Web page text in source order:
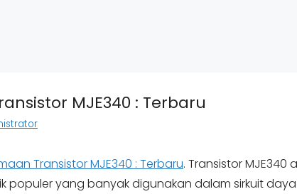
MJE340 : Terbaru
Transistor MJE340 : Terbaru. Transistor MJE340
populer yang banyak digunakan dalam sirkuit